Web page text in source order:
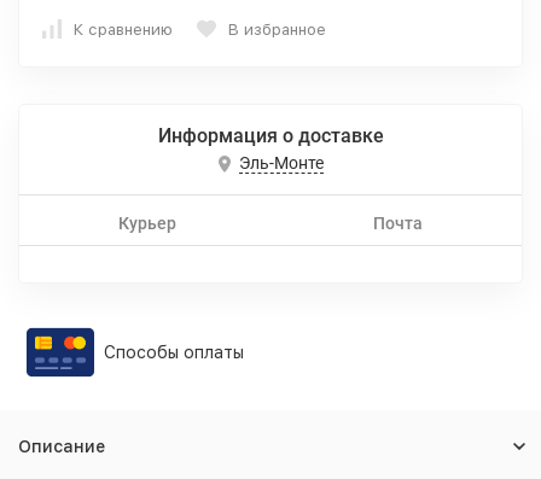
К сравнению В избранное
Информация о доставке
Эль-Монте
Курьер Почта
Способы оплаты
Описание